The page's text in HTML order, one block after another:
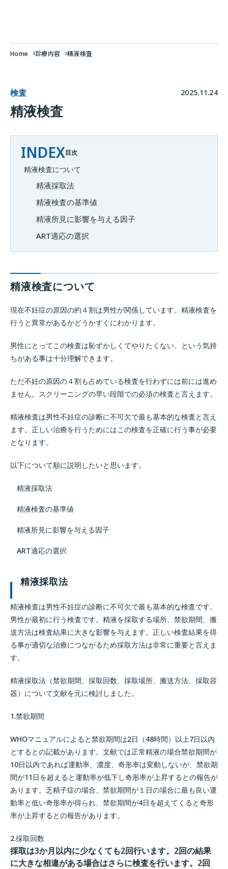
Home 診療内容 精液検査
検査 2025.11.24
精液検査
INDEX目次
精液検査について
精液採取法
精液検査の基準値
精液所見に影響を与える因子
ART適応の選択
精液検査について
現在不妊症の原因の約４割は男性が関係しています。精液検査を
行うと異常があるかどうかすぐにわかります。
男性にとってこの検査は恥ずかしくてやりたくない、という気持
ちがある事は十分理解できます。
ただ不妊の原因の４割も占めている検査を行わずには前には進め
ません。スクリーニングの早い段階での必須の検査と言えます。
精液検査は男性不妊症の診断に不可欠で最も基本的な検査と言え
ます。正しい治療を行うためにはこの検査を正確に行う事が必要
となります。
以下について順に説明したいと思います。
精液採取法
精液検査の基準値
精液所見に影響を与える因子
ART適応の選択
精液採取法
精液検査は男性不妊症の診断に不可欠で最も基本的な検査です。
男性が最初に行う検査です。精液を採取する場所、禁欲期間、搬
送方法は検査結果に大きな影響を与えます。正しい検査結果を得
る事が適切な治療につながるため採取方法は非常に重要と言えま
す。
精液採取法（禁欲期間、採取回数、採取場所、搬送方法、採取容
器）について文献を元に検討しました。
1.禁欲期間
WHOマニュアルによると禁欲期間は2日（48時間）以上7日以内
とするとの記載があります。文献では正常精液の場合禁欲期間が
10日以内であれば運動率、濃度、奇形率は変動しないが、禁欲期
間が11日を超えると運動率が低下し奇形率が上昇するとの報告が
あります。乏精子症の場合、禁欲期間が１日の場合に最も良い運
動率と低い奇形率が得られ、禁欲期間が4日を超えてくると奇形
率が上昇するとの報告があります。
2.採取回数
採取は3か月以内に少なくても2回行います。2回の結果
に大きな相違がある場合はさらに検査を行います。2回